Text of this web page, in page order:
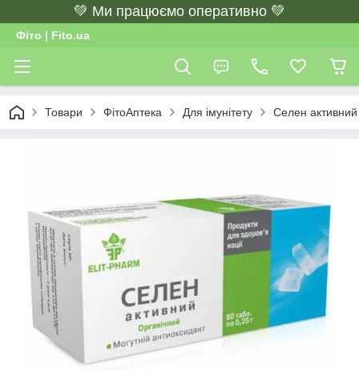
💚 Ми працюємо оперативно 💚
Фіто | Fito.ua
Товари ФітоАптека Для імунітету Селен активний